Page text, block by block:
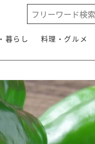
暮らし 料理・グルメ